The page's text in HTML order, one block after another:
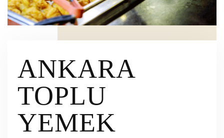
ANKARA
TOPLU
YEMEK